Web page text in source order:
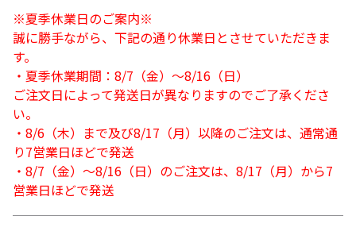
※夏季休業日のご案内※
誠に勝手ながら、下記の通り休業日とさせていただきま
す。
・夏季休業期間：8/7（金）～8/16（日）
ご注文日によって発送日が異なりますのでご了承くださ
い。
・8/6（木）まで及び8/17（月）以降のご注文は、通常通
り7営業日ほどで発送
・8/7（金）～8/16（日）のご注文は、8/17（月）から7
営業日ほどで発送